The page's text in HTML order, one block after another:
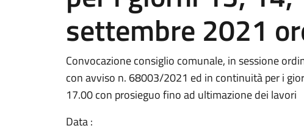
settembre 2021
Convocazione consiglio comunale, in sessione
con avviso n. 68003/2021 ed in continuità per i
17.00 con prosieguo fino ad ultimazione dei lavori
Data :